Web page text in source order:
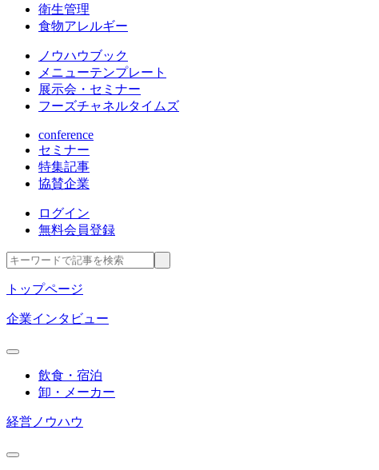
衛生管理
食物アレルギー
ノウハウブック
メニューテンプレート
展示会・セミナー
フーズチャネルタイムズ
conference
セミナー
特集記事
協賛企業
ログイン
無料会員登録
トップページ
企業インタビュー
飲食・宿泊
卸・メーカー
経営ノウハウ